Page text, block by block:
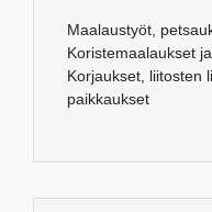
Maalaustyöt,
Koristemaalaukset
Korjaukset, liitosten
paikkaukset